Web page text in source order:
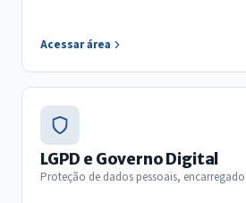
Acessar área
LGPD e Governo Digital
Proteção de dados pessoais,